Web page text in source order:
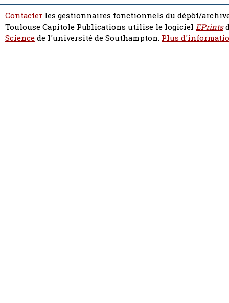
Contacter les gestionnaires fonctionnels du dépôt/
Toulouse Capitole Publications utilise le logiciel EPrints
Sciencede l'université de Southampton. Plus